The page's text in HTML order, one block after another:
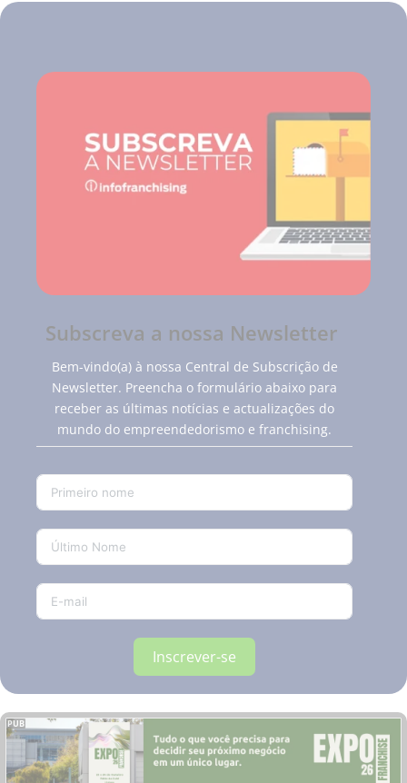
Subscreva a nossa Newsletter
Bem-vindo(a) à nossa Central de Subscrição de
Newsletter. Preencha o formulário abaixo para
receber as últimas notícias e actualizações do
mundo do empreendedorismo e franchising.
Inscrever-se
PUB